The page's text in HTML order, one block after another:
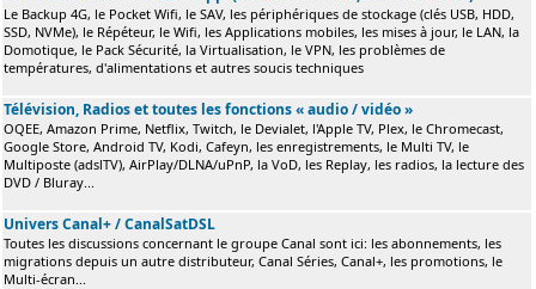
Le Backup 4G, le Pocket Wifi, le SAV, les périphériques de stockage (clés USB, HDD,
SSD, NVMe), le Répéteur, le Wifi, les Applications mobiles, les mises à jour, le LAN, la
Domotique, le Pack Sécurité, la Virtualisation, le VPN, les problèmes de
températures, d'alimentations et autres soucis techniques
Télévision, Radios et toutes les fonctions « audio / vidéo »
OQEE, Amazon Prime, Netflix, Twitch, le Devialet, l'Apple TV, Plex, le Chromecast,
Google Store, Android TV, Kodi, Cafeyn, les enregistrements, le Multi TV, le
Multiposte (adslTV), AirPlay/DLNA/uPnP, la VoD, les Replay, les radios, la lecture des
DVD / Bluray...
Univers Canal+ / CanalSatDSL
Toutes les discussions concernant le groupe Canal sont ici: les abonnements, les
migrations depuis un autre distributeur, Canal Séries, Canal+, les promotions, le
Multi-écran...